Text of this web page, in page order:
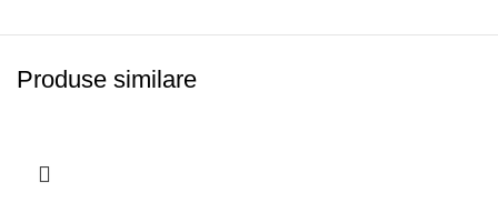
Produse similare